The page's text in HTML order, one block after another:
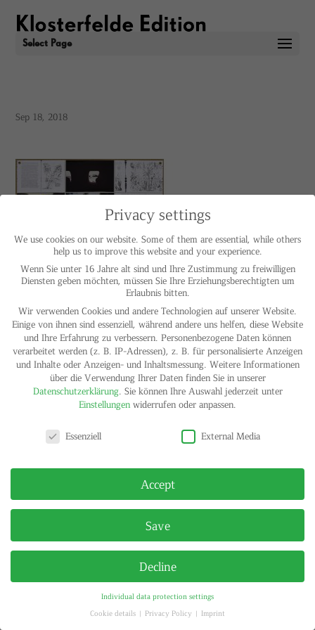
Select Page
Sep 18, 2018
IMPRINT
PRIVACY POLICY
© HELGA MARIA KLOSTERFELDE | ALL RIGHTS RESERVED
Privacy settings
We use cookies on our website. Some of them are essential, while others
help us to improve this website and your experience.
Wenn Sie unter 16 Jahre alt sind und Ihre Zustimmung zu freiwilligen
Diensten geben möchten, müssen Sie Ihre Erziehungsberechtigten um
Erlaubnis bitten.
Wir verwenden Cookies und andere Technologien auf unserer Website.
Einige von ihnen sind essenziell, während andere uns helfen, diese Website
und Ihre Erfahrung zu verbessern. Personenbezogene Daten können
verarbeitet werden (z. B. IP-Adressen), z. B. für personalisierte Anzeigen
und Inhalte oder Anzeigen- und Inhaltsmessung. Weitere Informationen
über die Verwendung Ihrer Daten finden Sie in unserer
Datenschutzerklärung. Sie können Ihre Auswahl jederzeit unter
Einstellungen widerrufen oder anpassen.
Essenziell
External Media
Accept
Save
Decline
Individual data protection settings
Cookie details
Privacy Policy Imprint